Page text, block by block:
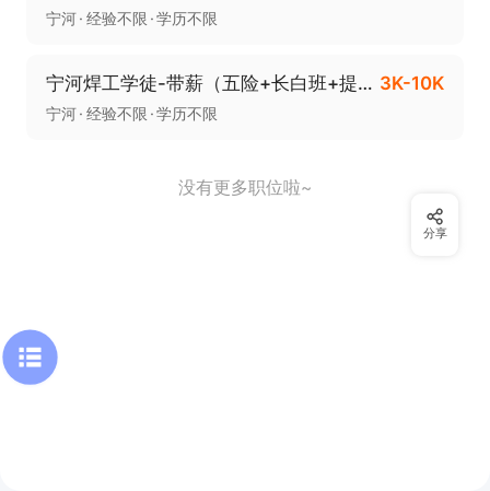
宁河 经验不限 学历不限
宁河焊工学徒-带薪（五险+长白班+提供食宿） 3K-10K
宁河 经验不限 学历不限
没有更多职位啦~
分享